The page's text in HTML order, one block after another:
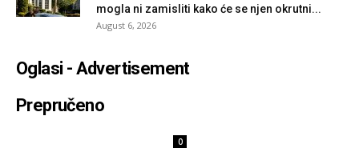
mogla ni zamisliti kako će se njen okrutni...
August 6, 2026
Oglasi - Advertisement
Prepručeno
0